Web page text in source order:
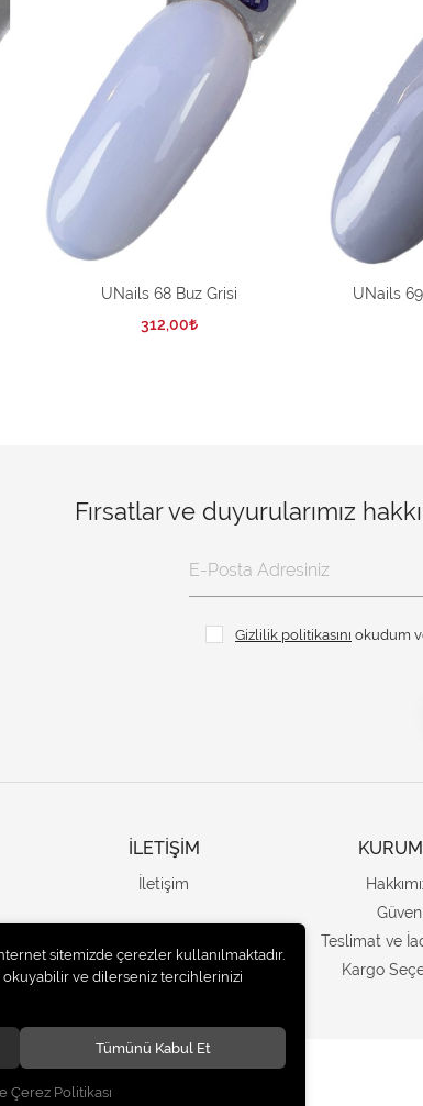
UNails 68 Buz Grisi
312,00
UNails
Fırsatlar ve duyurularımız
Gizlilik politikasını okudum
İLETİŞİM
İletişim
Teslimat ve
Kargo
sitemizde çerezler kullanılmaktadır.
okuyabilir ve dilerseniz tercihlerinizi
Tümünü Kabul Et
Çerez Politikası